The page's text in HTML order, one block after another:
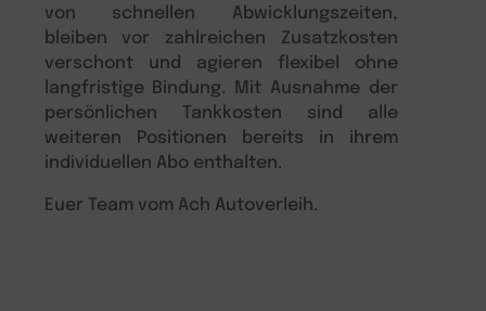
von schnellen Abwicklungszeiten,
bleiben vor zahlreichen Zusatzkosten
verschont und agieren flexibel ohne
langfristige Bindung. Mit Ausnahme der
persönlichen Tankkosten sind alle
weiteren Positionen bereits in ihrem
individuellen Abo enthalten.
Euer Team vom Ach Autoverleih.